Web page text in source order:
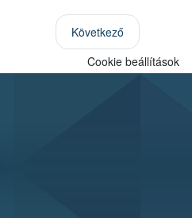
Következő
Cookie beállítások